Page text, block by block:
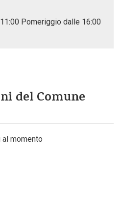
Pomeriggio dalle 16:00
del Comune
momento